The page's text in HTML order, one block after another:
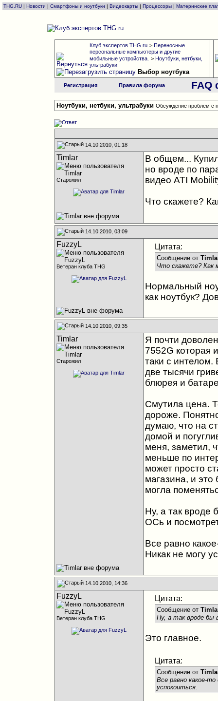
THG.RU | Новости | Смартфоны и ноутбуки | Видеокарты | Процессоры | Материнские
Клуб экспертов THG.ru > Переносные
персональные компьютеры и другие
мобильные устройства. > Ноутбуки, нетбуки,
ультрабуки
Выбор ноутбука
Регистрация Правила форума FAQ
Ноутбуки, нетбуки, ультрабуки Обсуждение проблем с
14.10.2010, 01:18
Timlar
Старожил
В общем...
но вроде по
видео ATI
Что скажете?
14.10.2010, 03:09
FuzzyL
Ветеран клуба THG
Цитата:
Сообщение от
Что скажете? Как
Нормальный
как ноутбук?
14.10.2010, 09:35
Timlar
Старожил
Я почти
7552G которая
таки с
две тысячи
блюрея и
Смутила цена.
дороже.
думаю, что на
домой и
меня, заметил,
меньше по
может просто
магазина, и
могла
Ну, а так вроде
ОСь и
Все равно
Никак не могу
14.10.2010, 14:36
FuzzyL
Ветеран клуба THG
Цитата:
Сообщение от
Ну, а так вроде бы
Это главное.
Цитата:
Сообщение от
Все равно какое-
успокоиться.